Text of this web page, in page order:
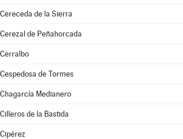
Cereceda de la Sierra
Cerezal de Peñahorcada
Cerralbo
Cespedosa de Tormes
Chagarcía Medianero
Cilleros de la Bastida
Cipérez